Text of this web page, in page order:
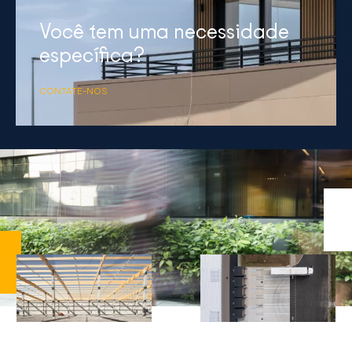
Você tem uma necessidade
específica?
CONTATE-NOS